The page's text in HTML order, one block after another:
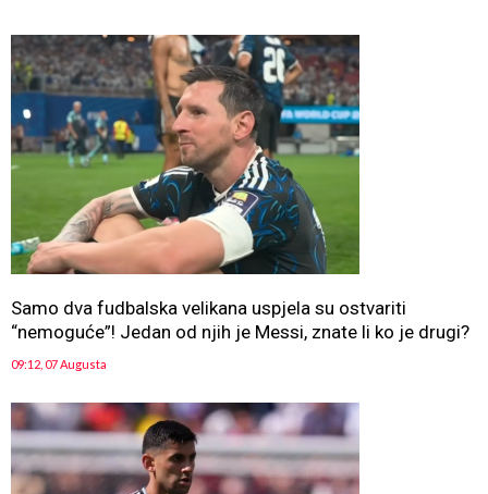
Samo dva fudbalska velikana uspjela su ostvariti
“nemoguće”! Jedan od njih je Messi, znate li ko je drugi?
09:12, 07 Augusta